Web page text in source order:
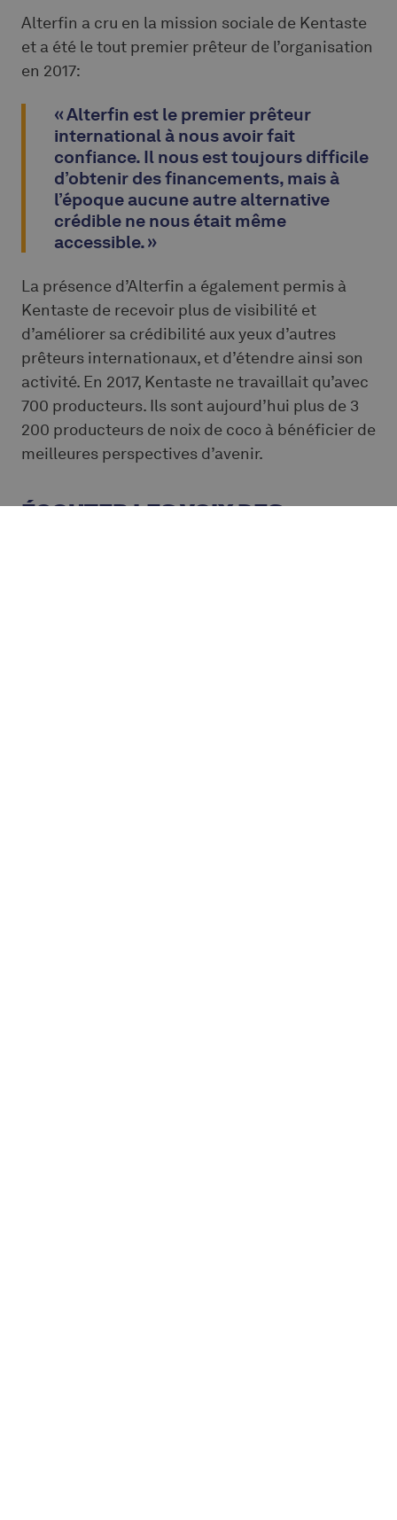
Alterfin a cru en la mission sociale de Kentaste
et a été le tout premier prêteur de l’organisation
en 2017:
« Alterfin est le premier prêteur
international à nous avoir fait
confiance. Il nous est toujours difficile
d’obtenir des financements, mais à
l’époque aucune autre alternative
crédible ne nous était même
accessible. »
La présence d’Alterfin a également permis à
Kentaste de recevoir plus de visibilité et
d’améliorer sa crédibilité aux yeux d’autres
prêteurs internationaux, et d’étendre ainsi son
activité. En 2017, Kentaste ne travaillait qu’avec
700 producteurs. Ils sont aujourd’hui plus de 3
200 producteurs de noix de coco à bénéficier de
meilleures perspectives d’avenir.
ÉCOUTER LES VOIX DES